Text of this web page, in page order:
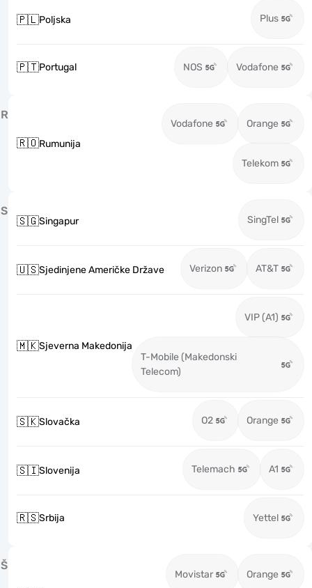
🇵🇱Poljska Plus
🇵🇹Portugal NOS Vodafone
R
🇷🇴Rumunija
Vodafone Orange
Telekom
S
🇸🇬Singapur SingTel
🇺🇸Sjedinjene Američke Države Verizon AT&T
🇲🇰Sjeverna Makedonija
VIP (A1)
T-Mobile (Makedonski
Telecom)
🇸🇰Slovačka O2 Orange
🇸🇮Slovenija Telemach A1
🇷🇸Srbija Yettel
Š
Movistar Orange